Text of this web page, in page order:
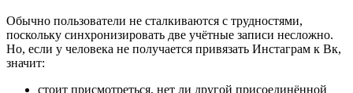
Обычно пользователи не сталкиваются с трудностями,
поскольку синхронизировать две учётные записи несложно.
Но, если у человека не получается привязать Инстаграм к Вк,
значит:
стоит присмотреться, нет ли другой присоединённой